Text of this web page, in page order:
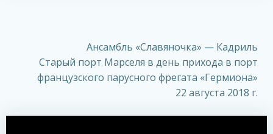
Ансамбль «Славяночка» — Кадриль
Старый порт Марселя в день прихода в порт
французского парусного фрегата «Гермиона»
22 августа 2018 г.